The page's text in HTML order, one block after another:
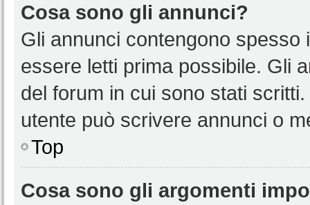
Cosa sono gli annunci?
Gli annunci contengono
essere letti prima possibile. Gli
del forum in cui sono stati
utente può scrivere annunci o
Top
Cosa sono gli argomenti